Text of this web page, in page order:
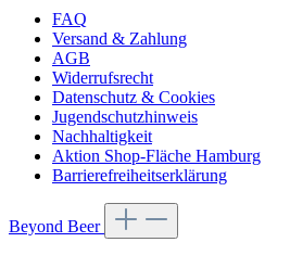
FAQ
Versand & Zahlung
AGB
Widerrufsrecht
Datenschutz & Cookies
Jugendschutzhinweis
Nachhaltigkeit
Aktion Shop-Fläche Hamburg
Barrierefreiheitserklärung
Beyond Beer